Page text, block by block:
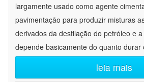
largamente usado como agente
pavimentação para produzir misturas
derivados da destilação do petróleo e
depende basicamente do quanto durar
leia mais